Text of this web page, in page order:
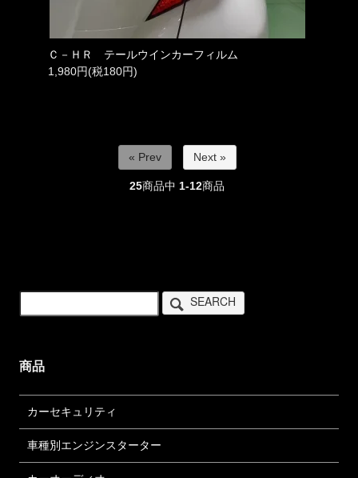
Ｃ－ＨＲ テールウインカーフィルム
1,980円(税180円)
« Prev Next »
25商品中 1-12商品
SEARCH
商品
カーセキュリティ
車種別エンジンスターター